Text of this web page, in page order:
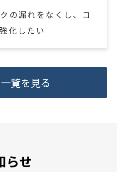
の漏れをなくし、コ
化したい
覧を見る
らせ